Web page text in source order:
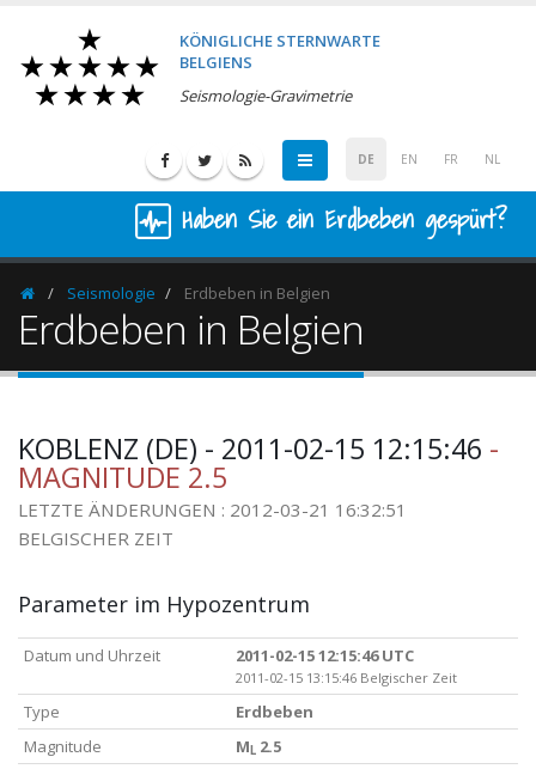
KÖNIGLICHE STERNWARTE
BELGIENS
Seismologie-Gravimetrie
DE EN FR NL
Haben Sie ein Erdbeben gespürt?
HomepageSeismologie Erdbeben in Belgien
Erdbeben in Belgien
KOBLENZ (DE) - 2011-02-15 12:15:46 -
MAGNITUDE 2.5
LETZTE ÄNDERUNGEN : 2012-03-21 16:32:51
BELGISCHER ZEIT
Parameter im Hypozentrum
Datum und Uhrzeit 2011-02-15 12:15:46 UTC
2011-02-15 13:15:46 Belgischer Zeit
Type
Erdbeben
Magnitude
M L 2.5